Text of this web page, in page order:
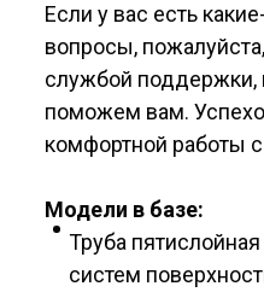
Если у вас есть
вопросы,
службой поддержки,
поможем вам.
комфортной работы
Модели в базе:
Труба пятислойная
систем